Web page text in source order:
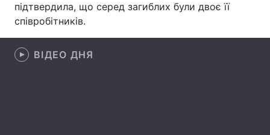
Лонгріди
Відео з Youtube
підтвердила, що серед загиблих були двоє її
співробітників.
ВІДЕО ДНЯ